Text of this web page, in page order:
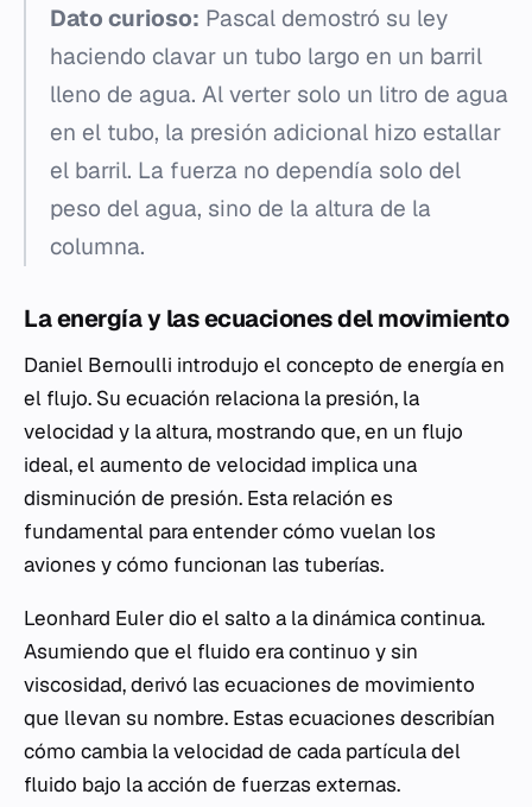
Dato curioso: Pascal demostró su ley
haciendo clavar un tubo largo en un barril
lleno de agua. Al verter solo un litro de agua
en el tubo, la presión adicional hizo estallar
el barril. La fuerza no dependía solo del
peso del agua, sino de la altura de la
columna.
La energía y las ecuaciones del movimiento
Daniel Bernoulli introdujo el concepto de energía en
el flujo. Su ecuación relaciona la presión, la
velocidad y la altura, mostrando que, en un flujo
ideal, el aumento de velocidad implica una
disminución de presión. Esta relación es
fundamental para entender cómo vuelan los
aviones y cómo funcionan las tuberías.
Leonhard Euler dio el salto a la dinámica continua.
Asumiendo que el fluido era continuo y sin
viscosidad, derivó las ecuaciones de movimiento
que llevan su nombre. Estas ecuaciones describían
cómo cambia la velocidad de cada partícula del
fluido bajo la acción de fuerzas externas.